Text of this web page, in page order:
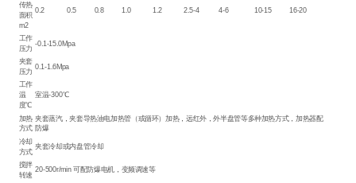
传热
面积
m2
0.2 0.5 0.8 1.0 1.2 2.5-4 4-6 10-15 16-20
工作
压力
-0.1-15.0Mpa
夹套
压力
0.1-1.6Mpa
工作
温
度℃
室温-300℃
加热
方式
夹套蒸汽，夹套导热油电加热管（或循环）加热，远红外，外半盘管等多种加热方式，加热器配
防爆
冷却
方式
夹套冷却或内盘管冷却
搅拌
转速
20-500r/min 可配防爆电机，变频调速等